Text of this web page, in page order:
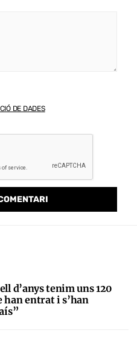
DE DADES
d’anys tenim uns 120
han entrat i s’han